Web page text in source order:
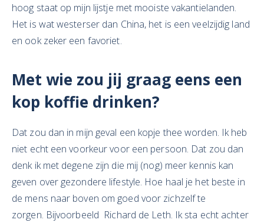
hoog staat op mijn lijstje met mooiste vakantielanden.
Het is wat westerser dan China, het is een veelzijdig land
en ook zeker een favoriet.
Met wie zou jij graag eens een
kop koffie drinken?
Dat zou dan in mijn geval een kopje thee worden. Ik heb
niet echt een voorkeur voor een persoon. Dat zou dan
denk ik met degene zijn die mij (nog) meer kennis kan
geven over gezondere lifestyle. Hoe haal je het beste in
de mens naar boven om goed voor zichzelf te
zorgen. Bijvoorbeeld Richard de Leth. Ik sta echt achter